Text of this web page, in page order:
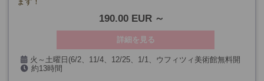
190.00 EUR
詳細を見る
火～土曜日(6/2、11/4、12/25、1/1、ウフィツィ美術館無料開
館日を除く)
約13時間